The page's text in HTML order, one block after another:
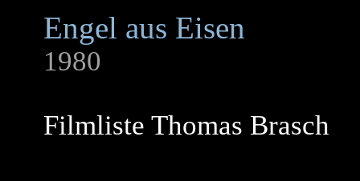
Engel aus Eisen
1980
Filmliste Thomas Brasch